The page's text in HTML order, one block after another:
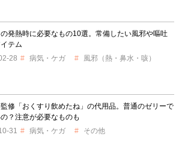
発熱時に必要なもの10選。常備したい風邪や嘔吐
テム
28
病気・ケガ 風邪（熱・鼻水・咳）
修「おくすり飲めたね」の代用品。普通のゼリーで
？注意が必要なものも
31
病気・ケガ その他